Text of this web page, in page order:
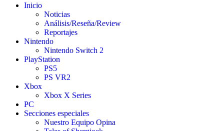
Inicio
Noticias
Análisis/Reseña/Review
Reportajes
Nintendo
Nintendo Switch 2
PlayStation
PS5
PS VR2
Xbox
Xbox X Series
PC
Secciones especiales
Nuestro Equipo Opina